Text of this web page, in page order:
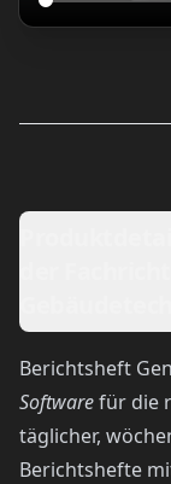
Berichtsheft
Softwarefür die
täglicher,
Berichtshefte